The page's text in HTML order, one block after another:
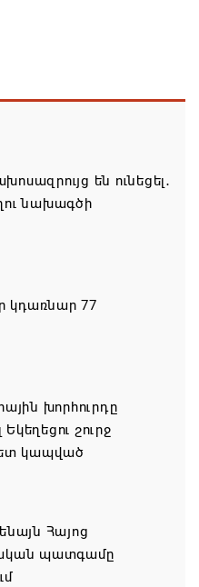
են ունեցել․
նախագծի
կդառնար 77
խորհուրդը
շուրջ
կապված
Հայոց
պատգամը